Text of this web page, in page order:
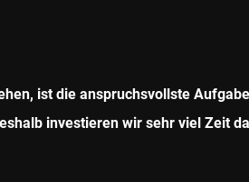
ist die anspruchsvollste
investieren wir sehr viel Zeit